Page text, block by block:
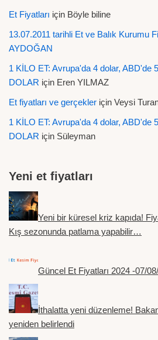
Et Fiyatları için Böyle biline
13.07.2011 tarihli Et ve Balık Kurumu
AYDOĞAN
1 KİLO ET: Avrupa'da 4 dolar, ABD'de
DOLAR için Eren YILMAZ
Et fiyatları ve gerçekler için Veysi
1 KİLO ET: Avrupa'da 4 dolar, ABD'de
DOLAR için Süleyman
Yeni et fiyatları
Yeni bir küresel kriz kapıda!
Kış sezonunda patlama yapabilir…
Güncel Et Fiyatları 2024 -07/
İthalatta yeni düzenleme!
yeniden belirlendi